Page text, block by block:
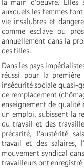
la main d’oeuvre.
auxquels les femmes
vie insalubres et
comme esclave ou
annuellement dans la
des filles.
Dans les pays
réussi pour la
insécurité sociale quasi-
de remplacement
enseignement de qualité
un emploi, subissent la
du travail et des
précarité, l’austérité
travail et des salaires,
mouvement syndical
travailleurs ont enregistré